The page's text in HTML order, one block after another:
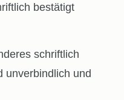
bestätigt
schriftlich
unverbindlich und